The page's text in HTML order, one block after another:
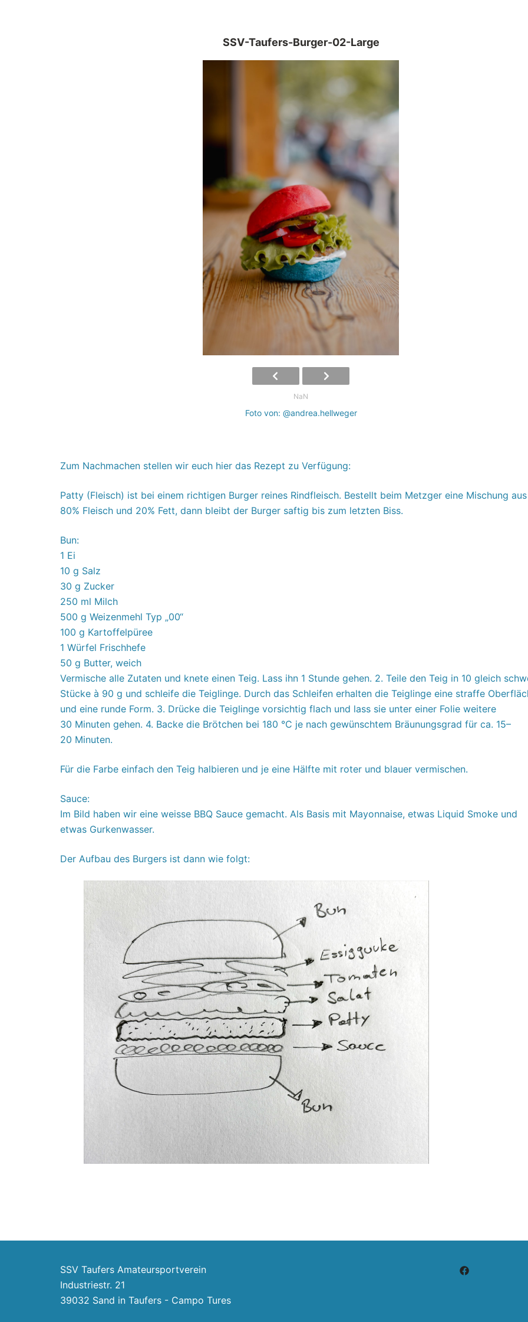
SSV-Taufers-Burger-02-Large
NaN
Foto von: @andrea.hellweger
Zum Nachmachen stellen wir euch hier das Rezept zu Verfügung:
Patty (Fleisch) ist bei einem richtigen Burger reines Rindfleisch. Bestellt beim Metzger eine Mischung aus
80% Fleisch und 20% Fett, dann bleibt der Burger saftig bis zum letzten Biss.
Bun:
1 Ei
10 g Salz
30 g Zucker
250 ml Milch
500 g Weizenmehl Typ „00“
100 g Kartoffelpüree
1 Würfel Frischhefe
50 g Butter, weich
Vermische alle Zutaten und knete einen Teig. Lass ihn 1 Stunde gehen. 2. Teile den Teig in 10 gleich
Stücke à 90 g und schleife die Teiglinge. Durch das Schleifen erhalten die Teiglinge eine straffe
und eine runde Form. 3. Drücke die Teiglinge vorsichtig flach und lass sie unter einer Folie weitere
30 Minuten gehen. 4. Backe die Brötchen bei 180 °C je nach gewünschtem Bräunungsgrad für ca. 15–
20 Minuten.
Für die Farbe einfach den Teig halbieren und je eine Hälfte mit roter und blauer vermischen.
Sauce:
Im Bild haben wir eine weisse BBQ Sauce gemacht. Als Basis mit Mayonnaise, etwas Liquid Smoke und
etwas Gurkenwasser.
Der Aufbau des Burgers ist dann wie folgt:
SSV Taufers Amateursportverein
Industriestr. 21
39032 Sand in Taufers - Campo Tures